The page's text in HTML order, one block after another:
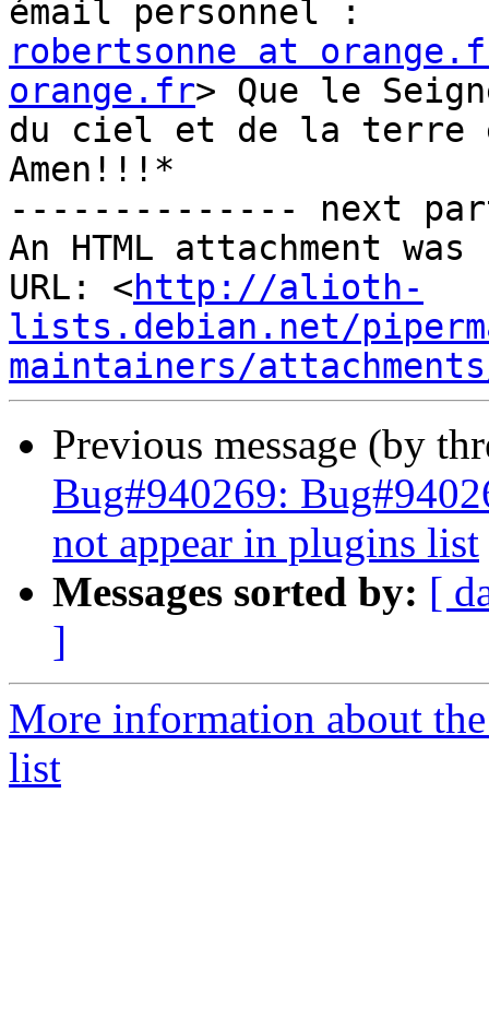
robertsonne at
orange.fr> Que le
du ciel et de la terre
Amen!!!*
-------------- next
An HTML attachment
URL: <http://alioth-
lists.debian.net/
maintainers/
Previous message (by
Bug#940269:
not appear in plugins list
Messages sorted by: [
]
More information about
list